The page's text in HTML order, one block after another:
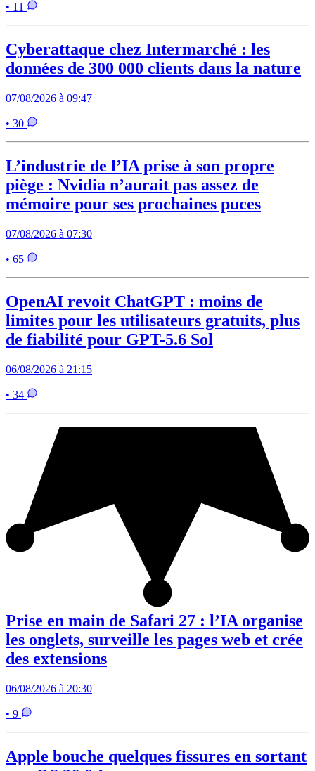
• 11
Cyberattaque chez Intermarché : les
données de 300 000 clients dans la nature
07/08/2026 à 09:47
• 30
L’industrie de l’IA prise à son propre
piège : Nvidia n’aurait pas assez de
mémoire pour ses prochaines puces
07/08/2026 à 07:30
• 65
OpenAI revoit ChatGPT : moins de
limites pour les utilisateurs gratuits, plus
de fiabilité pour GPT-5.6 Sol
06/08/2026 à 21:15
• 34
Prise en main de Safari 27 : l’IA organise
les onglets, surveille les pages web et crée
des extensions
06/08/2026 à 20:30
• 9
Apple bouche quelques fissures en sortant